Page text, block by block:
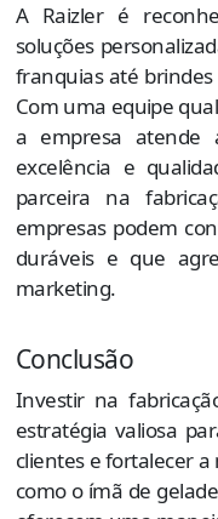
A Raizler é
soluções
franquias até brindes
Com uma equipe
a empresa atende
excelência e
parceira na
empresas podem
duráveis e que
marketing.
Conclusão
Investir na
estratégia valiosa
clientes e fortalecer
como o ímã de